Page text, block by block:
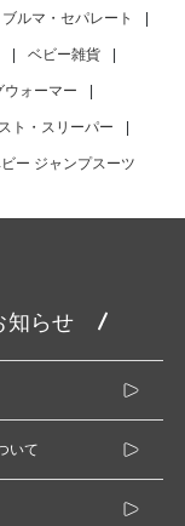
ルマ・セパレート |
| ベビー雑貨 |
ウォーマー |
ト・スリーパー |
ー ジャンプスーツ
知らせ
いて